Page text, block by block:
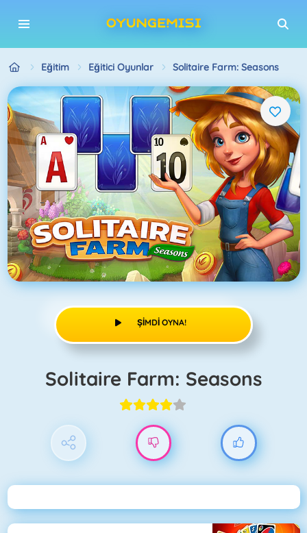
Eğitim Eğitici Oyunlar Solitaire Farm: Seasons
ŞIMDI OYNA!
Solitaire Farm: Seasons